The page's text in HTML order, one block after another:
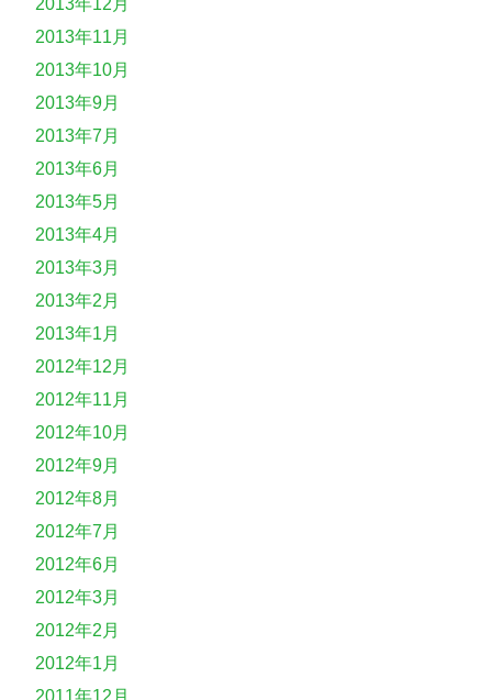
2013年11月
2013年10月
2013年9月
2013年7月
2013年6月
2013年5月
2013年4月
2013年3月
2013年2月
2013年1月
2012年12月
2012年11月
2012年10月
2012年9月
2012年8月
2012年7月
2012年6月
2012年3月
2012年2月
2012年1月
2011年12月